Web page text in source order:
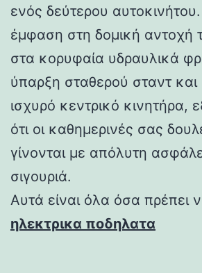
ενός δεύτερου
έμφαση στη δομική αντοχή
στα κορυφαία υδραυλικά
ύπαρξη σταθερού σταντ
ισχυρό κεντρικό κινητήρα,
ότι οι καθημερινές σας
γίνονται με απόλυτη
σιγουριά.
Αυτά είναι όλα όσα πρέπει
ηλεκτρικα ποδηλατα